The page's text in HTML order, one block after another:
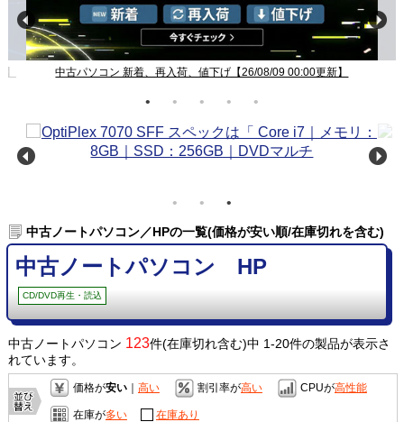
中古パソコン 新着、再入荷、値下げ【26/08/09 00:00更新】
中古ノートパソコン／HPの一覧(価格が安い順/在庫切れを含む)
中古ノートパソコン HP
CD/DVD再生・読込
中古ノートパソコン 123件(在庫切れ含む)中 1-20件の製品が表示さ
れています。
価格が安い｜ 高い 割引率が高い CPUが高性能
在庫が多い 在庫あり